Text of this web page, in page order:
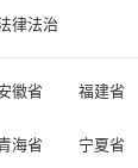
律法治
徽省 福建省
海省 宁夏省